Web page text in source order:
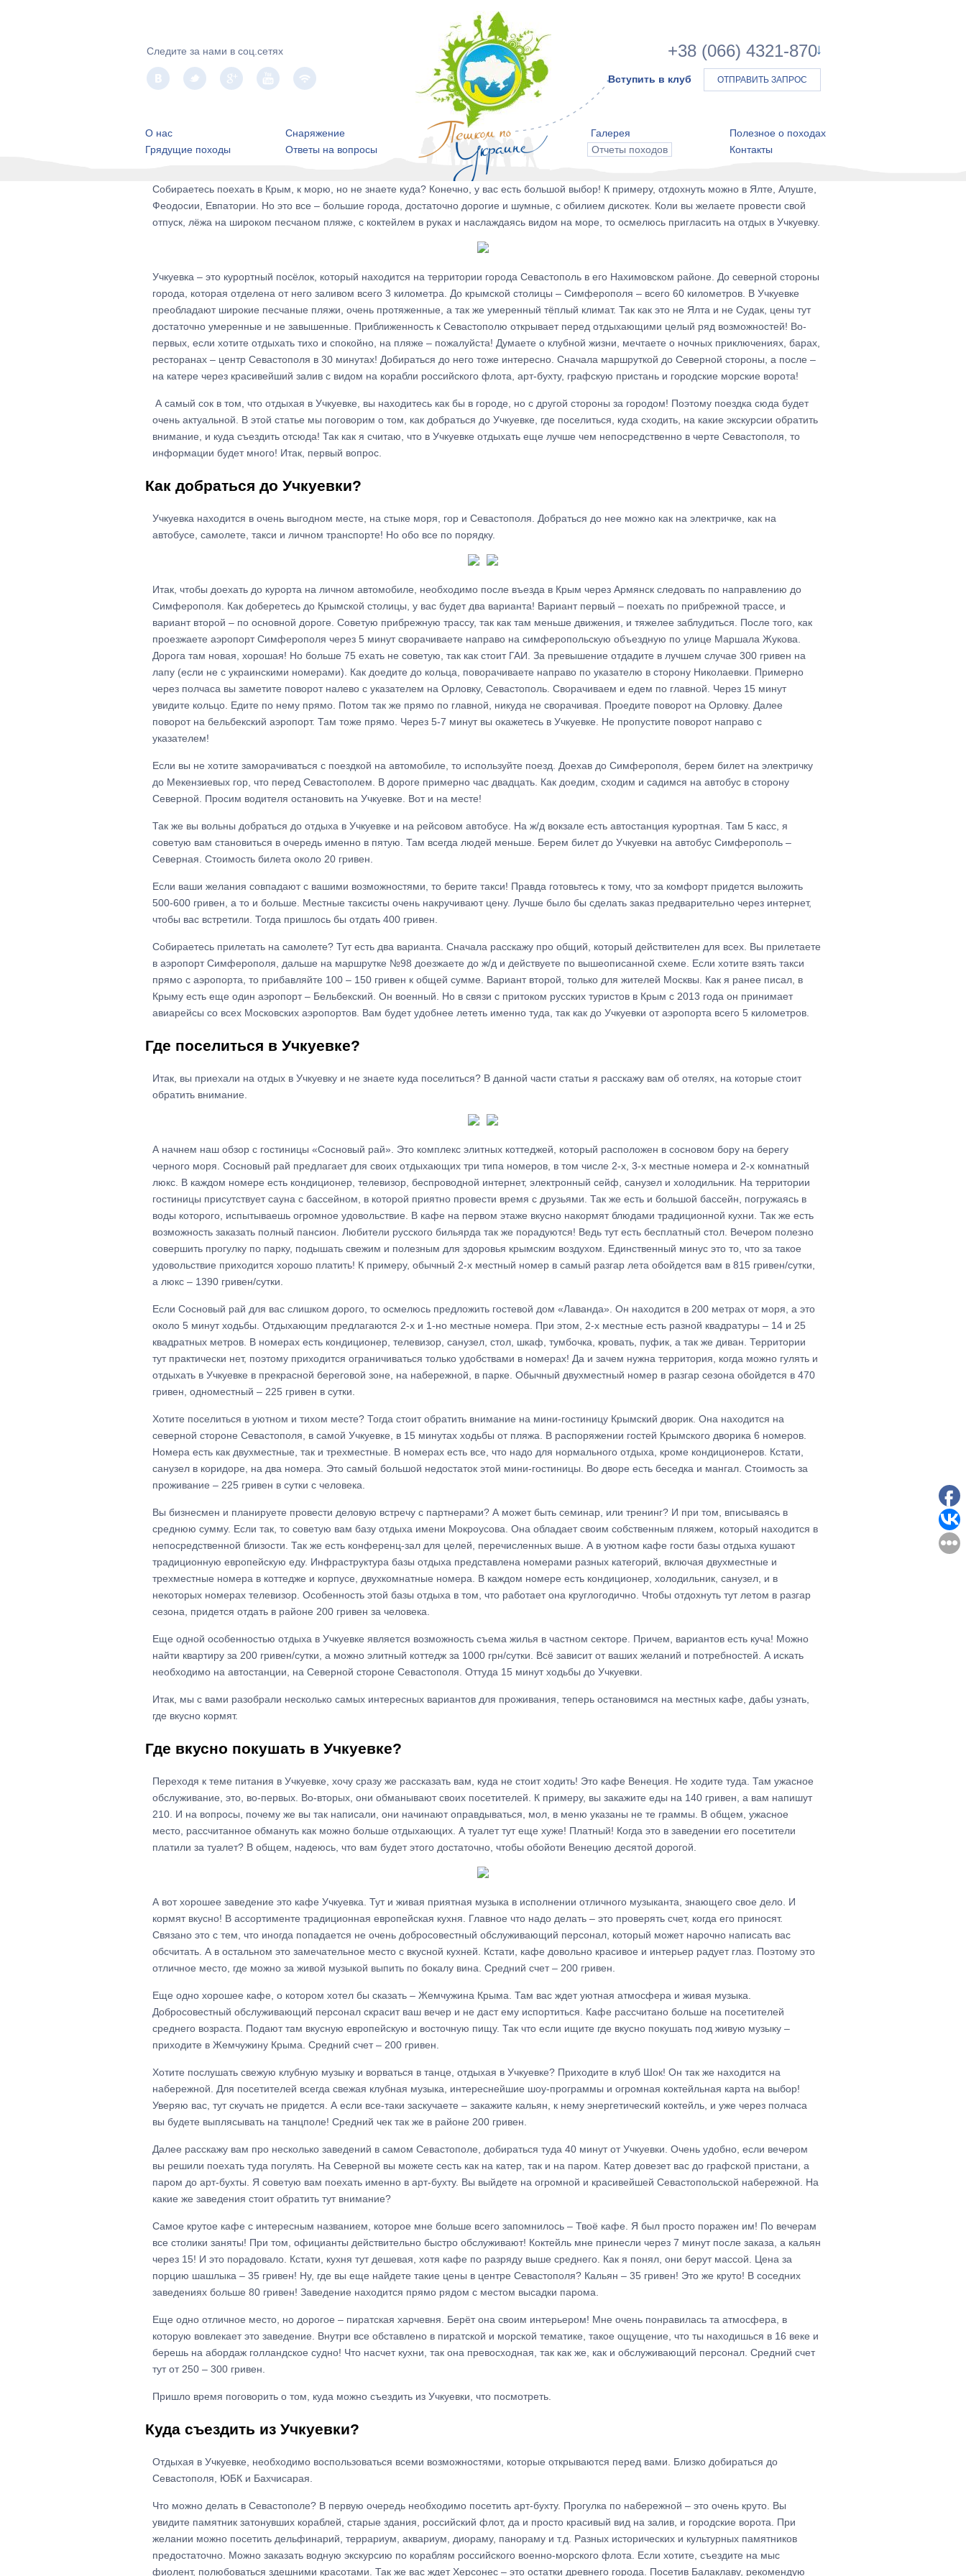
Следите за нами в соц.сетях
О нас
Снаряжение
Грядущие походы
Ответы на вопросы
+38 (066) 4321-870
Вступить в клуб ОТПРАВИТЬ ЗАПРОС
Галерея
Полезное о походах
Отчеты походов
Контакты
Собираетесь поехать в Крым, к морю, но не знаете куда? Конечно, у вас есть большой выбор! К примеру, отдохнуть можно в Ялте, Алуште,
Феодосии, Евпатории. Но это все – большие города, достаточно дорогие и шумные, с обилием дискотек. Коли вы желаете провести свой
отпуск, лёжа на широком песчаном пляже, с коктейлем в руках и наслаждаясь видом на море, то осмелюсь пригласить на отдых в Учкуевку.
Учкуевка – это курортный посёлок, который находится на территории города Севастополь в его Нахимовском районе. До северной стороны
города, которая отделена от него заливом всего 3 километра. До крымской столицы – Симферополя – всего 60 километров. В Учкуевке
преобладают широкие песчаные пляжи, очень протяженные, а так же умеренный тёплый климат. Так как это не Ялта и не Судак, цены тут
достаточно умеренные и не завышенные. Приближенность к Севастополю открывает перед отдыхающими целый ряд возможностей! Во-
первых, если хотите отдыхать тихо и спокойно, на пляже – пожалуйста! Думаете о клубной жизни, мечтаете о ночных приключениях, барах,
ресторанах – центр Севастополя в 30 минутах! Добираться до него тоже интересно. Сначала маршруткой до Северной стороны, а после –
на катере через красивейший залив с видом на корабли российского флота, арт-бухту, графскую пристань и городские морские ворота!
А самый сок в том, что отдыхая в Учкуевке, вы находитесь как бы в городе, но с другой стороны за городом! Поэтому поездка сюда будет
очень актуальной. В этой статье мы поговорим о том, как добраться до Учкуевке, где поселиться, куда сходить, на какие экскурсии обратить
внимание, и куда съездить отсюда! Так как я считаю, что в Учкуевке отдыхать еще лучше чем непосредственно в черте Севастополя, то
информации будет много! Итак, первый вопрос.
Как добраться до Учкуевки?
Учкуевка находится в очень выгодном месте, на стыке моря, гор и Севастополя. Добраться до нее можно как на электричке, как на
автобусе, самолете, такси и личном транспорте! Но обо все по порядку.
Итак, чтобы доехать до курорта на личном автомобиле, необходимо после въезда в Крым через Армянск следовать по направлению до
Симферополя. Как доберетесь до Крымской столицы, у вас будет два варианта! Вариант первый – поехать по прибрежной трассе, и
вариант второй – по основной дороге. Советую прибрежную трассу, так как там меньше движения, и тяжелее заблудиться. После того, как
проезжаете аэропорт Симферополя через 5 минут сворачиваете направо на симферопольскую объездную по улице Маршала Жукова.
Дорога там новая, хорошая! Но больше 75 ехать не советую, так как стоит ГАИ. За превышение отдадите в лучшем случае 300 гривен на
лапу (если не с украинскими номерами). Как доедите до кольца, поворачиваете направо по указателю в сторону Николаевки. Примерно
через полчаса вы заметите поворот налево с указателем на Орловку, Севастополь. Сворачиваем и едем по главной. Через 15 минут
увидите кольцо. Едите по нему прямо. Потом так же прямо по главной, никуда не сворачивая. Проедите поворот на Орловку. Далее
поворот на бельбекский аэропорт. Там тоже прямо. Через 5-7 минут вы окажетесь в Учкуевке. Не пропустите поворот направо с
указателем!
Если вы не хотите заморачиваться с поездкой на автомобиле, то используйте поезд. Доехав до Симферополя, берем билет на электричку
до Мекензиевых гор, что перед Севастополем. В дороге примерно час двадцать. Как доедим, сходим и садимся на автобус в сторону
Северной. Просим водителя остановить на Учкуевке. Вот и на месте!
Так же вы вольны добраться до отдыха в Учкуевке и на рейсовом автобусе. На ж/д вокзале есть автостанция курортная. Там 5 касс, я
советую вам становиться в очередь именно в пятую. Там всегда людей меньше. Берем билет до Учкуевки на автобус Симферополь –
Северная. Стоимость билета около 20 гривен.
Если ваши желания совпадают с вашими возможностями, то берите такси! Правда готовьтесь к тому, что за комфорт придется выложить
500-600 гривен, а то и больше. Местные таксисты очень накручивают цену. Лучше было бы сделать заказ предварительно через интернет,
чтобы вас встретили. Тогда пришлось бы отдать 400 гривен.
Собираетесь прилетать на самолете? Тут есть два варианта. Сначала расскажу про общий, который действителен для всех. Вы прилетаете
в аэропорт Симферополя, дальше на маршрутке №98 доезжаете до ж/д и действуете по вышеописанной схеме. Если хотите взять такси
прямо с аэропорта, то прибавляйте 100 – 150 гривен к общей сумме. Вариант второй, только для жителей Москвы. Как я ранее писал, в
Крыму есть еще один аэропорт – Бельбекский. Он военный. Но в связи с притоком русских туристов в Крым с 2013 года он принимает
авиарейсы со всех Московских аэропортов. Вам будет удобнее лететь именно туда, так как до Учкуевки от аэропорта всего 5 километров.
Где поселиться в Учкуевке?
Итак, вы приехали на отдых в Учкуевку и не знаете куда поселиться? В данной части статьи я расскажу вам об отелях, на которые стоит
обратить внимание.
А начнем наш обзор с гостиницы «Сосновый рай». Это комплекс элитных коттеджей, который расположен в сосновом бору на берегу
черного моря. Сосновый рай предлагает для своих отдыхающих три типа номеров, в том числе 2-х, 3-х местные номера и 2-х комнатный
люкс. В каждом номере есть кондиционер, телевизор, беспроводной интернет, электронный сейф, санузел и холодильник. На территории
гостиницы присутствует сауна с бассейном, в которой приятно провести время с друзьями. Так же есть и большой бассейн, погружаясь в
воды которого, испытываешь огромное удовольствие. В кафе на первом этаже вкусно накормят блюдами традиционной кухни. Так же есть
возможность заказать полный пансион. Любители русского бильярда так же порадуются! Ведь тут есть бесплатный стол. Вечером полезно
совершить прогулку по парку, подышать свежим и полезным для здоровья крымским воздухом. Единственный минус это то, что за такое
удовольствие приходится хорошо платить! К примеру, обычный 2-х местный номер в самый разгар лета обойдется вам в 815 гривен/сутки,
а люкс – 1390 гривен/сутки.
Если Сосновый рай для вас слишком дорого, то осмелюсь предложить гостевой дом «Лаванда». Он находится в 200 метрах от моря, а это
около 5 минут ходьбы. Отдыхающим предлагаются 2-х и 1-но местные номера. При этом, 2-х местные есть разной квадратуры – 14 и 25
квадратных метров. В номерах есть кондиционер, телевизор, санузел, стол, шкаф, тумбочка, кровать, пуфик, а так же диван. Территории
тут практически нет, поэтому приходится ограничиваться только удобствами в номерах! Да и зачем нужна территория, когда можно гулять и
отдыхать в Учкуевке в прекрасной береговой зоне, на набережной, в парке. Обычный двухместный номер в разгар сезона обойдется в 470
гривен, одноместный – 225 гривен в сутки.
Хотите поселиться в уютном и тихом месте? Тогда стоит обратить внимание на мини-гостиницу Крымский дворик. Она находится на
северной стороне Севастополя, в самой Учкуевке, в 15 минутах ходьбы от пляжа. В распоряжении гостей Крымского дворика 6 номеров.
Номера есть как двухместные, так и трехместные. В номерах есть все, что надо для нормального отдыха, кроме кондиционеров. Кстати,
санузел в коридоре, на два номера. Это самый большой недостаток этой мини-гостиницы. Во дворе есть беседка и мангал. Стоимость за
проживание – 225 гривен в сутки с человека.
Вы бизнесмен и планируете провести деловую встречу с партнерами? А может быть семинар, или тренинг? И при том, вписываясь в
среднюю сумму. Если так, то советую вам базу отдыха имени Мокроусова. Она обладает своим собственным пляжем, который находится в
непосредственной близости. Так же есть конференц-зал для целей, перечисленных выше. А в уютном кафе гости базы отдыха кушают
традиционную европейскую еду. Инфраструктура базы отдыха представлена номерами разных категорий, включая двухместные и
трехместные номера в коттедже и корпусе, двухкомнатные номера. В каждом номере есть кондиционер, холодильник, санузел, и в
некоторых номерах телевизор. Особенность этой базы отдыха в том, что работает она круглогодично. Чтобы отдохнуть тут летом в разгар
сезона, придется отдать в районе 200 гривен за человека.
Еще одной особенностью отдыха в Учкуевке является возможность съема жилья в частном секторе. Причем, вариантов есть куча! Можно
найти квартиру за 200 гривен/сутки, а можно элитный коттедж за 1000 грн/сутки. Всё зависит от ваших желаний и потребностей. А искать
необходимо на автостанции, на Северной стороне Севастополя. Оттуда 15 минут ходьбы до Учкуевки.
Итак, мы с вами разобрали несколько самых интересных вариантов для проживания, теперь остановимся на местных кафе, дабы узнать,
где вкусно кормят.
Где вкусно покушать в Учкуевке?
Переходя к теме питания в Учкуевке, хочу сразу же рассказать вам, куда не стоит ходить! Это кафе Венеция. Не ходите туда. Там ужасное
обслуживание, это, во-первых. Во-вторых, они обманывают своих посетителей. К примеру, вы закажите еды на 140 гривен, а вам напишут
210. И на вопросы, почему же вы так написали, они начинают оправдываться, мол, в меню указаны не те граммы. В общем, ужасное
место, рассчитанное обмануть как можно больше отдыхающих. А туалет тут еще хуже! Платный! Когда это в заведении его посетители
платили за туалет? В общем, надеюсь, что вам будет этого достаточно, чтобы обойоти Венецию десятой дорогой.
А вот хорошее заведение это кафе Учкуевка. Тут и живая приятная музыка в исполнении отличного музыканта, знающего свое дело. И
кормят вкусно! В ассортименте традиционная европейская кухня. Главное что надо делать – это проверять счет, когда его приносят.
Связано это с тем, что иногда попадается не очень добросовестный обслуживающий персонал, который может нарочно написать вас
обсчитать. А в остальном это замечательное место с вкусной кухней. Кстати, кафе довольно красивое и интерьер радует глаз. Поэтому это
отличное место, где можно за живой музыкой выпить по бокалу вина. Средний счет – 200 гривен.
Еще одно хорошее кафе, о котором хотел бы сказать – Жемчужина Крыма. Там вас ждет уютная атмосфера и живая музыка.
Добросовестный обслуживающий персонал скрасит ваш вечер и не даст ему испортиться. Кафе рассчитано больше на посетителей
среднего возраста. Подают там вкусную европейскую и восточную пищу. Так что если ищите где вкусно покушать под живую музыку –
приходите в Жемчужину Крыма. Средний счет – 200 гривен.
Хотите послушать свежую клубную музыку и ворваться в танце, отдыхая в Учкуевке? Приходите в клуб Шок! Он так же находится на
набережной. Для посетителей всегда свежая клубная музыка, интереснейшие шоу-программы и огромная коктейльная карта на выбор!
Уверяю вас, тут скучать не придется. А если все-таки заскучаете – закажите кальян, к нему энергетический коктейль, и уже через полчаса
вы будете выплясывать на танцполе! Средний чек так же в районе 200 гривен.
Далее расскажу вам про несколько заведений в самом Севастополе, добираться туда 40 минут от Учкуевки. Очень удобно, если вечером
вы решили поехать туда погулять. На Северной вы можете сесть как на катер, так и на паром. Катер довезет вас до графской пристани, а
паром до арт-бухты. Я советую вам поехать именно в арт-бухту. Вы выйдете на огромной и красивейшей Севастопольской набережной. На
какие же заведения стоит обратить тут внимание?
Самое крутое кафе с интересным названием, которое мне больше всего запомнилось – Твоё кафе. Я был просто поражен им! По вечерам
все столики заняты! При том, официанты действительно быстро обслуживают! Коктейль мне принесли через 7 минут после заказа, а кальян
через 15! И это порадовало. Кстати, кухня тут дешевая, хотя кафе по разряду выше среднего. Как я понял, они берут массой. Цена за
порцию шашлыка – 35 гривен! Ну, где вы еще найдете такие цены в центре Севастополя? Кальян – 35 гривен! Это же круто! В соседних
заведениях больше 80 гривен! Заведение находится прямо рядом с местом высадки парома.
Еще одно отличное место, но дорогое – пиратская харчевня. Берёт она своим интерьером! Мне очень понравилась та атмосфера, в
которую вовлекает это заведение. Внутри все обставлено в пиратской и морской тематике, такое ощущение, что ты находишься в 16 веке и
берешь на абордаж голландское судно! Что насчет кухни, так она превосходная, так как же, как и обслуживающий персонал. Средний счет
тут от 250 – 300 гривен.
Пришло время поговорить о том, куда можно съездить из Учкуевки, что посмотреть.
Куда съездить из Учкуевки?
Отдыхая в Учкуевке, необходимо воспользоваться всеми возможностями, которые открываются перед вами. Близко добираться до
Севастополя, ЮБК и Бахчисарая.
Что можно делать в Севастополе? В первую очередь необходимо посетить арт-бухту. Прогулка по набережной – это очень круто. Вы
увидите памятник затонувших кораблей, старые здания, российский флот, да и просто красивый вид на залив, и городские ворота. При
желании можно посетить дельфинарий, террариум, аквариум, диораму, панораму и т.д. Разных исторических и культурных памятников
предостаточно. Можно заказать водную экскурсию по кораблям российского военно-морского флота. Если хотите, съездите на мыс
фиолент, полюбоваться здешними красотами. Так же вас ждет Херсонес – это остатки древнего города. Посетив Балаклаву, рекомендую